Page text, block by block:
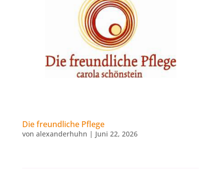
Die freundliche Pflege
von alexanderhuhn | Juni 22, 2026